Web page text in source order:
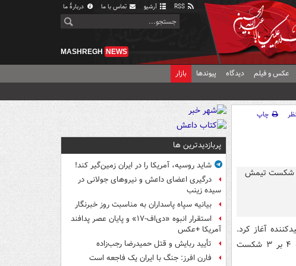
آرشیو تماس با ما دربارهٔ ما
MASHREGH NEWS
عکس و فیلم دیدگاه پیوندها بازار
چاپ
آغاز کرد.
پذیرایی کرد و با نتیجه ۴ بر ۳ شکست
پربازدیدترین ها
شاید روسیه، آمریکا را در ایران زمین‌گیر کند!
درگیری اعضای داعش و نیروهای جولانی در
سیده زینب
بیانیه سپاه پاسداران به مناسبت روز خبرنگار
استقرار انبوه «دی‌اف‑۱۷» و پایان عصر پدافند
آمریکا +عکس
تأیید ربایش و قتل حمیدرضا رجب‌زاده
فارن افرز: جنگ با ایران یک فاجعه است